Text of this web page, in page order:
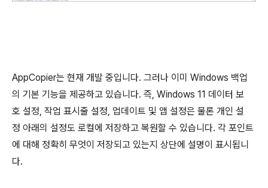
AppCopier는 현재 개발 중입니다. 그러나 이미 Windows 백업
의 기본 기능을 제공하고 있습니다. 즉, Windows 11 데이터 보
호 설정, 작업 표시줄 설정, 업데이트 및 앱 설정은 물론 개인 설
정 아래의 설정도 로컬에 저장하고 복원할 수 있습니다. 각 포인트
에 대해 정확히 무엇이 저장되고 있는지 상단에 설명이 표시됩니
다.